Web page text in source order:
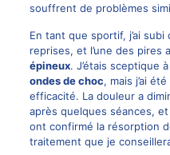
souffrent de problèmes
En tant que sportif, j’ai
reprises, et l’une des pires
épineux. J’étais sceptique
ondes de choc, mais j’ai
efficacité. La douleur a
après quelques séances, et
ont confirmé la résorption
traitement que je